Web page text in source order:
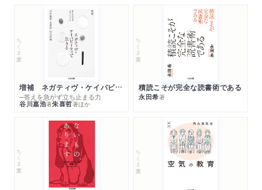
ちくま文庫
増補 ネガティヴ・ケイパビリティで生きる
─答えを急がず立ち止まる力
谷川嘉浩著朱喜哲著ほか
ちくま文庫
積読こそが完全な読書術である
永田希著
ちくま文庫 ちくま文庫